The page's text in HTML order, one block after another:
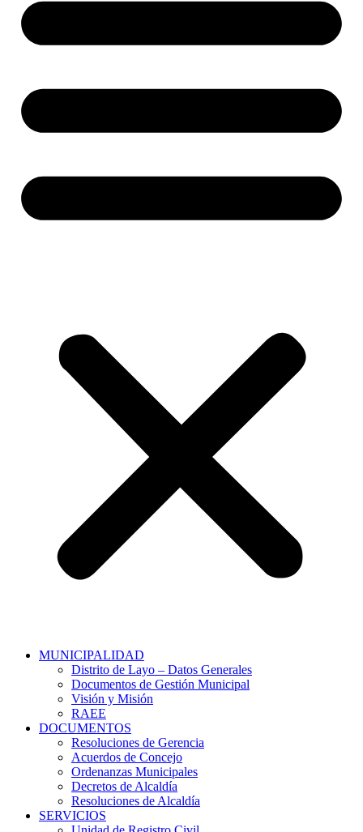
MUNICIPALIDAD
Distrito de Layo – Datos Generales
Documentos de Gestión Municipal
Visión y Misión
RAEE
DOCUMENTOS
Resoluciones de Gerencia
Acuerdos de Concejo
Ordenanzas Municipales
Decretos de Alcaldía
Resoluciones de Alcaldía
SERVICIOS